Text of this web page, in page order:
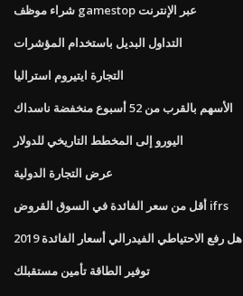
شراء موظف gamestop عبر الإنترنت
التداول البديل باستخدام المؤشرات
التجارة ايتيروم استراليا
الأسهم بالقرب من 52 أسبوع منخفضة ناسداك
اليورو إلى المخطط التاريخي للدولار
عرض التجارة الدولية
أقل من سعر الفائدة في السوق القروض ifrs
هل رفع الاحتياطي الفيدرالي أسعار الفائدة 2019
توفير الطاقة تأمين مستقبلك